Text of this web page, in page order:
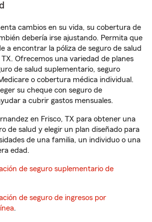
cambios en su vida, su cobertura de
debería irse ajustando. Permita que
a encontrar la póliza de seguro de salud
Ofrecemos una variedad de planes
de salud suplementario, seguro
o cobertura médica individual.
su cheque con seguro de
a cubrir gastos mensuales.
en Frisco, TX para obtener una
de salud y elegir un plan diseñado para
de una familia, un individuo o una
edad.
de seguro suplementario de
de seguro de ingresos por
.